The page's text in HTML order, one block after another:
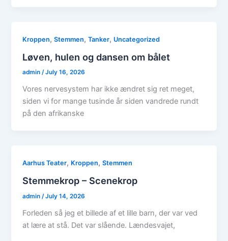
Kroppen,Stemmen,Tanker, Uncategorized
Løven, hulen og dansen om bålet
admin/July 16, 2026
Vores nervesystem har ikke ændret sig ret meget,
siden vi for mange tusinde år siden vandrede rundt
på den afrikanske
Aarhus Teater, Kroppen,Stemmen
Stemmekrop – Scenekrop
admin/July 14, 2026
Forleden så jeg et billede af et lille barn, der var ved
at lære at stå. Det var slående. Lændesvajet,